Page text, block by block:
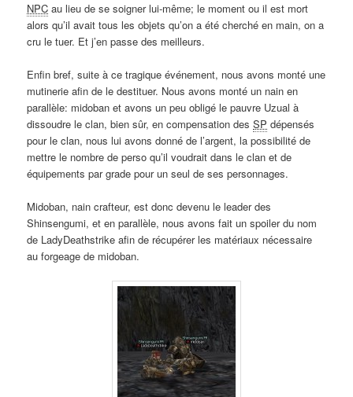
NPC au lieu de se soigner lui-même; le moment ou il est mort
alors qu’il avait tous les objets qu’on a été cherché en main, on a
cru le tuer. Et j’en passe des meilleurs.
Enfin bref, suite à ce tragique événement, nous avons monté une
mutinerie afin de le destituer. Nous avons monté un nain en
parallèle: midoban et avons un peu obligé le pauvre Uzual à
dissoudre le clan, bien sûr, en compensation desSP dépensés
pour le clan, nous lui avons donné de l’argent, la possibilité de
mettre le nombre de perso qu’il voudrait dans le clan et de
équipements par grade pour un seul de ses personnages.
Midoban, nain crafteur, est donc devenu le leader des
Shinsengumi, et en parallèle, nous avons fait un spoiler du nom
de LadyDeathstrike afin de récupérer les matériaux nécessaire
au forgeage de midoban.